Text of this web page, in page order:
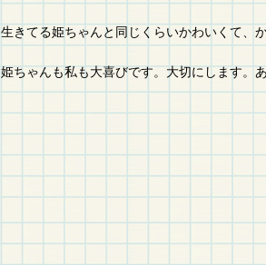
生きてる姫ちゃんと同じくらいかわいくて、
姫ちゃんも私も大喜びです。大切にします。